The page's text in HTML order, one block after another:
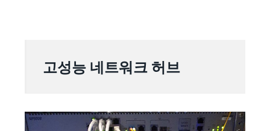
고성능 네트워크 허브